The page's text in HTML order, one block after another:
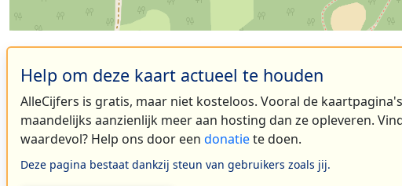
Help om deze kaart actueel te houden
AlleCijfers is gratis, maar niet kosteloos. Vooral de
maandelijks aanzienlijk meer aan hosting dan ze opleveren.
waardevol? Help ons door een donatiete doen.
Deze pagina bestaat dankzij steun van gebruikers zoals jij.